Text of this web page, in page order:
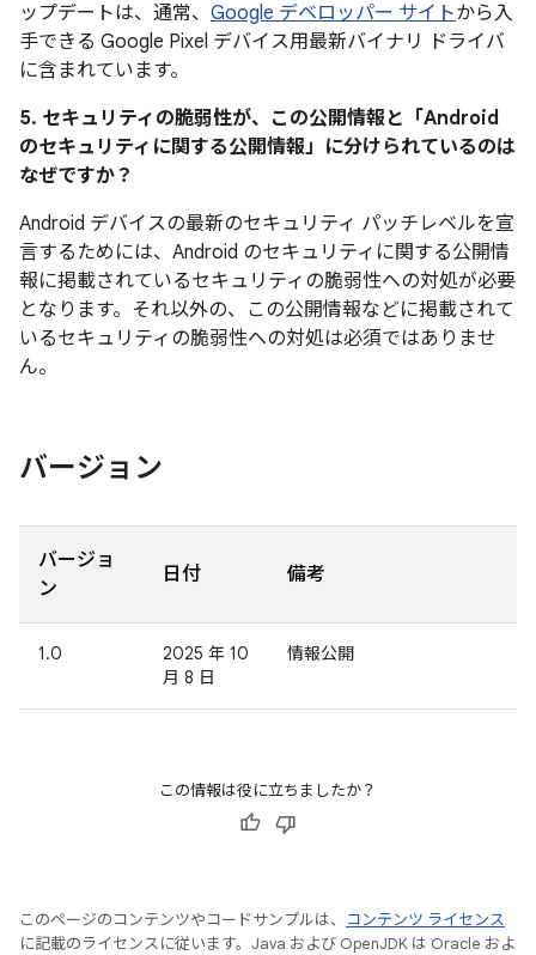
ップデートは、通常、 Google デベロッパー サイトから入
手できる Google Pixel デバイス用最新バイナリ ドライバ
に含まれています。
5. セキュリティの脆弱性が、この公開情報と「Android
のセキュリティに関する公開情報」に分けられているのは
なぜですか？
Android デバイスの最新のセキュリティ パッチレベルを宣
言するためには、Android のセキュリティに関する公開情
報に掲載されているセキュリティの脆弱性への対処が必要
となります。それ以外の、この公開情報などに掲載されて
いるセキュリティの脆弱性への対処は必須ではありませ
ん。
バージョン
バージョ
ン
日付 備考
1.0
2025 年 10
月 8 日
情報公開
この情報は役に立ちましたか？
このページのコンテンツやコードサンプルは、
コンテンツ ライセンス
に記載のライセンスに従います。Java および OpenJDK は Oracle およ